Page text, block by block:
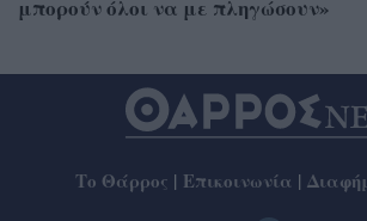
μπορούν όλοι να με πληγώσουν»
Το Θάρρος | Επικοινωνία |